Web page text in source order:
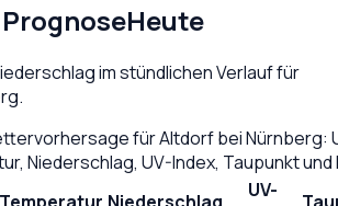
Heute
im stündlichen Verlauf für
.
fürAltdorf bei Nürnberg:
Niederschlag, UV-Index, Taupunkt
UV-